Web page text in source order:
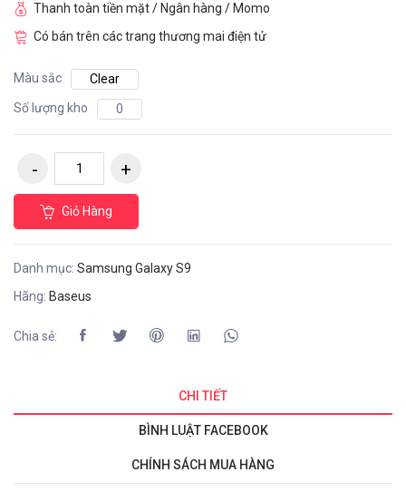
Thanh toàn tiền mặt / Ngân hàng / Momo
Có bán trên các trang thương mai điện tử
Màu sắc
Clear
Số lượng kho
0
Giỏ Hàng
Danh mục: Samsung Galaxy S9
Hãng: Baseus
Chia sẻ:
CHI TIẾT
BÌNH LUẬT FACEBOOK
CHÍNH SÁCH MUA HÀNG